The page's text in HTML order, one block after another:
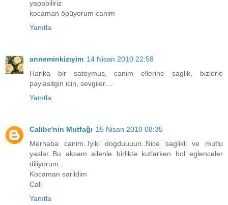
yapabiliriz
kocaman öpüyorum canim
Yanıtla
anneminkizıyim 14 Nisan 2010 22:58
Harika bir satoymus, canim ellerine saglik, bizlerle
paylasitgin icin, sevgiler....
Yanıtla
Calibe'nin Mutfağı 15 Nisan 2010 08:35
Merhaba canim..Iyiki dogduuuun..Nice saglikli ve mutlu
yaslar..Bu aksam ailenle birlikte kutlarken bol eglenceler
diliyorum..
Kocaman sarildim
Cali
Yanıtla